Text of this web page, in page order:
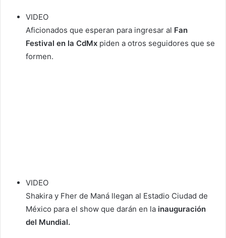
VIDEO
Aficionados que esperan para ingresar al Fan
Festival en la CdMx piden a otros seguidores que se
formen.
VIDEO
Shakira y Fher de Maná llegan al Estadio Ciudad de
México para el show que darán en la inauguración
del Mundial.